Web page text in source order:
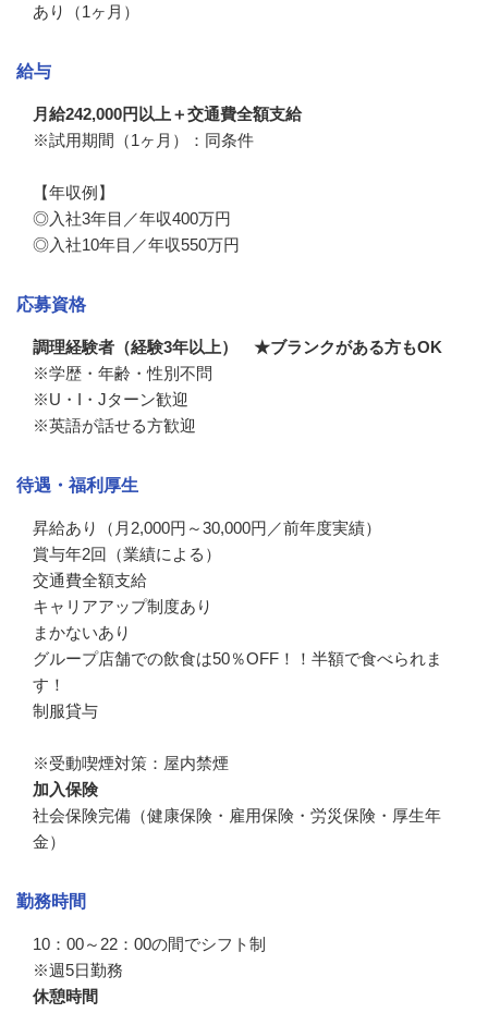
あり（1ヶ月）
給与
月給242,000円以上＋交通費全額支給
※試用期間（1ヶ月）：同条件
【年収例】
◎入社3年目／年収400万円
◎入社10年目／年収550万円
応募資格
調理経験者（経験3年以上） ★ブランクがある方もOK
※学歴・年齢・性別不問
※U・I・Jターン歓迎
※英語が話せる方歓迎
待遇・福利厚生
昇給あり（月2,000円～30,000円／前年度実績）
賞与年2回（業績による）
交通費全額支給
キャリアアップ制度あり
まかないあり
グループ店舗での飲食は50％OFF！！半額で食べられま
す！
制服貸与
※受動喫煙対策：屋内禁煙
加入保険
社会保険完備（健康保険・雇用保険・労災保険・厚生年
金）
勤務時間
10：00～22：00の間でシフト制
※週5日勤務
休憩時間